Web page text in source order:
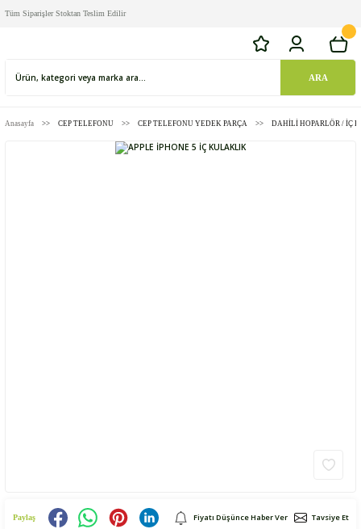
Tüm Siparişler Stoktan Teslim Edilir
ARA
Anasayfa CEP TELEFONU CEP TELEFONU YEDEK PARÇA DAHİLİ HOPARLÖR / İÇ
Paylaş Fiyatı Düşünce Haber Ver Tavsiye Et